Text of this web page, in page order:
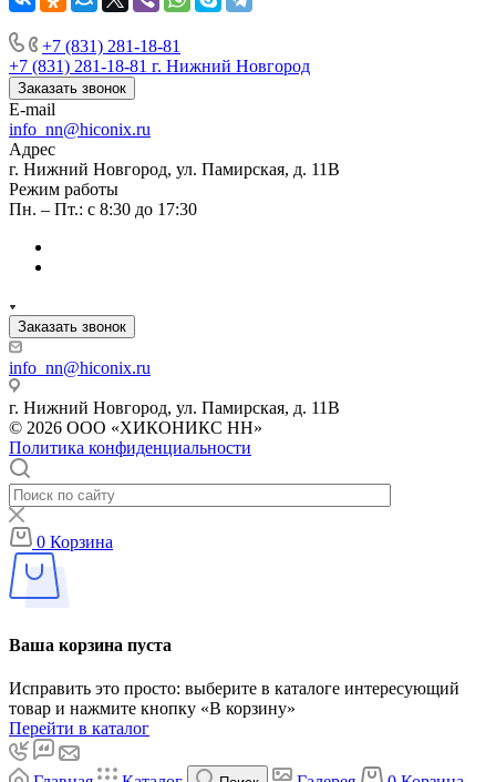
+7 (831) 281-18-81
+7 (831) 281-18-81 г. Нижний Новгород
Заказать звонок
E-mail
info_nn@hiconix.ru
Адрес
г. Нижний Новгород, ул. Памирская, д. 11В
Режим работы
Пн. – Пт.: с 8:30 до 17:30
Заказать звонок
info_nn@hiconix.ru
г. Нижний Новгород, ул. Памирская, д. 11В
© 2026 ООО «ХИКОНИКС НН»
Политика конфиденциальности
0 Корзина
Ваша корзина пуста
Исправить это просто: выберите в каталоге интересующий
товар и нажмите кнопку «В корзину»
Перейти в каталог